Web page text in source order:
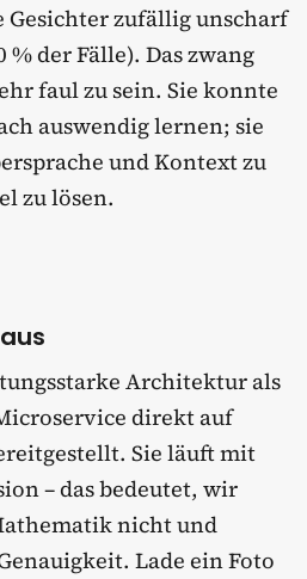
Gesichter zufällig unscharf
% der Fälle). Das zwang
faul zu sein. Sie konnte
auswendig lernen; sie
und Kontext zu
zu lösen.
Architektur als
direkt auf
Sie läuft mit
– das bedeutet, wir
nicht und
Lade ein Foto